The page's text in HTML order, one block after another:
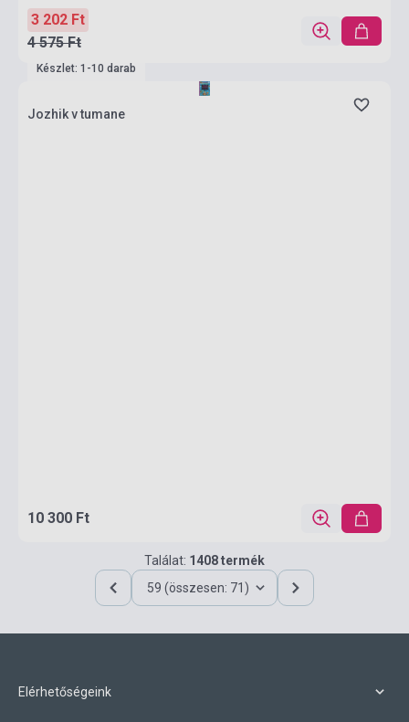
3 202 Ft
4 575 Ft
Készlet: 1-10 darab
Jozhik v tumane
10 300 Ft
Találat: 1408 termék
59 (összesen: 71)
Elérhetőségeink